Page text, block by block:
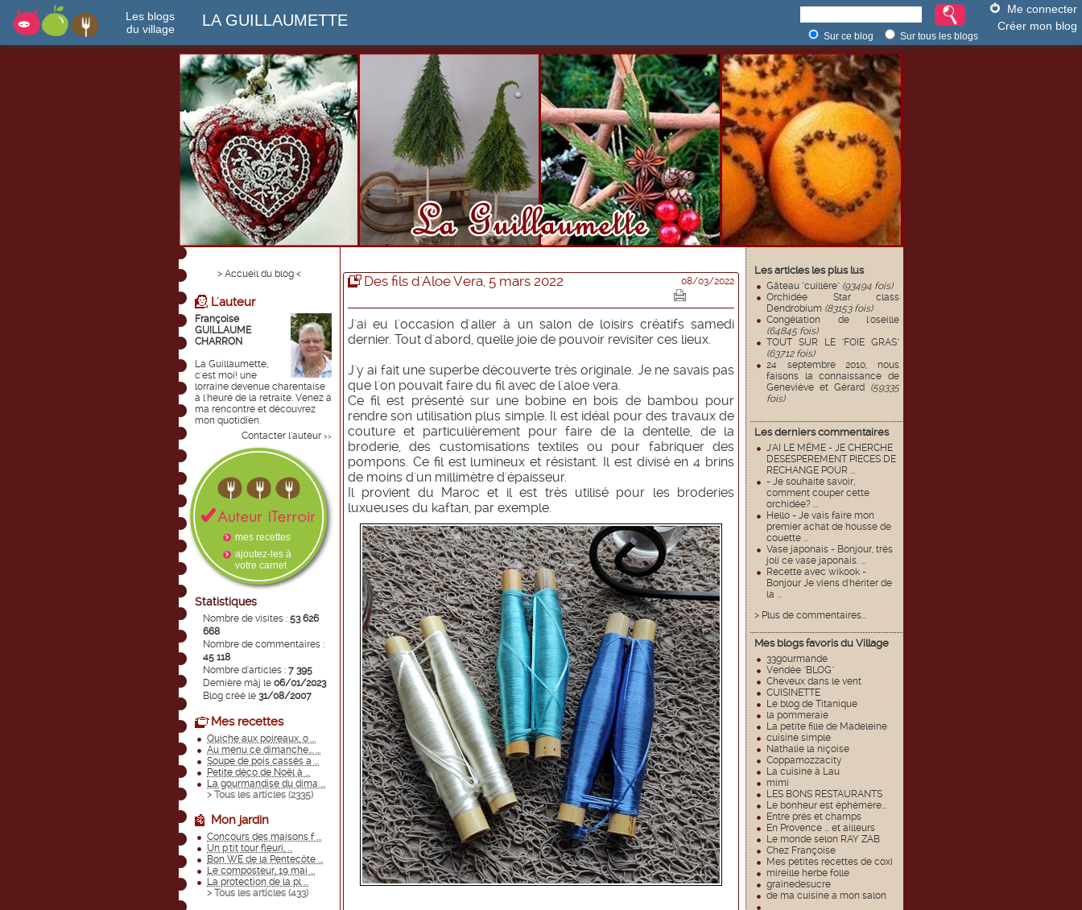
Les blogs
du village
LA GUILLAUMETTE
Me connecter
Créer mon blog
Sur ce blog Sur tous les blogs
Les articles les plus lus
Gâteau "cuillère" (93494 fois)
Orchidée Star class
Dendrobium (83153 fois)
Congélation de l'oseille
(64845 fois)
TOUT SUR LE "FOIE GRAS"
(63712 fois)
24 septembre 2010, nous
faisons la connaissance de
Geneviève et Gérard (59335
fois)
Les derniers commentaires
J'AI LE MËME - JE CHERCHE
DESESPEREMENT PIECES DE
RECHANGE POUR ...
- Je souhaite savoir,
comment couper cette
orchidée? ...
Hello - Je vais faire mon
premier achat de housse de
couette ...
Vase japonais - Bonjour, très
joli ce vase japonais. ...
Recette avec wikook -
Bonjour Je viens d'hériter de
la ...
> Plus de commentaires...
Mes blogs favoris du Village
33gourmande
Vendée "BLOG"
Cheveux dans le vent
CUISINETTE
Le blog de Titanique
la pommeraie
La petite fille de Madeleine
cuisine simple
Nathalie la niçoise
Coppamozzacity
La cuisine à Lau
mimi
LES BONS RESTAURANTS
Le bonheur est éphémère...
Entre prés et champs
En Provence ... et ailleurs
Le monde selon RAY ZAB
Chez Françoise
Mes petites recettes de coxi
mireille herbe folle
grainedesucre
de ma cuisine a mon salon
> Accueil du blog <
L'auteur
Françoise
GUILLAUME
CHARRON
La Guillaumette,
c'est moi! une
lorraine devenue charentaise
à l'heure de la retraite. Venez à
ma rencontre et découvrez
mon quotidien.
Contacter l'auteur >>
mes recettes
ajoutez-les à
votre carnet
Statistiques
Nombre de visites : 53 626
668
Nombre de commentaires :
45 118
Nombre d'articles : 7 395
Dernière màj le 06/01/2023
Blog créé le 31/08/2007
Mes recettes
Quiche aux poireaux, o ...
Au menu ce dimanche... ...
Soupe de pois cassés a ...
Petite déco de Noël à ...
La gourmandise du dima ...
> Tous les articles (2335)
Mon jardin
Concours des maisons f ...
Un p'tit tour fleuri, ...
Bon WE de la Pentecôte ...
Le composteur, 19 mai ...
La protection de la pl ...
> Tous les articles (433)
Des fils d'Aloe Vera, 5 mars 2022 08/03/2022
J'ai eu l'occasion d'aller à un salon de loisirs créatifs samedi
dernier. Tout d'abord, quelle joie de pouvoir revisiter ces lieux.
J'y ai fait une superbe découverte très originale. Je ne savais pas
que l'on pouvait faire du fil avec de l'aloe vera.
Ce fil est présenté sur une bobine en bois de bambou pour
rendre son utilisation plus simple. Il est idéal pour des travaux de
couture et particulièrement pour faire de la dentelle, de la
broderie, des customisations textiles ou pour fabriquer des
pompons. Ce fil est lumineux et résistant. Il est divisé en 4 brins
de moins d'un millimètre d'épaisseur.
Il provient du Maroc et il est très utilisé pour les broderies
luxueuses du kaftan, par exemple.